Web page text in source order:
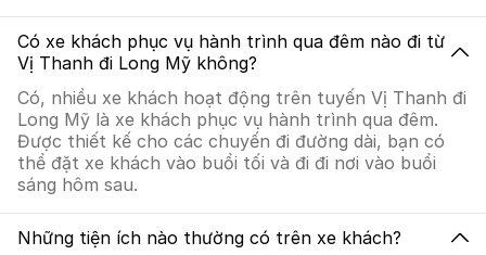
Có xe khách phục vụ hành trình qua đêm nào đi từ
Vị Thanh đi Long Mỹ không?
Có, nhiều xe khách hoạt động trên tuyến Vị Thanh đi
Long Mỹ là xe khách phục vụ hành trình qua đêm.
Được thiết kế cho các chuyến đi đường dài, bạn có
thể đặt xe khách vào buổi tối và đi đi nơi vào buổi
sáng hôm sau.
Những tiện ích nào thường có trên xe khách?